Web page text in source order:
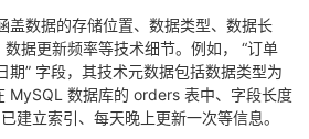
盖数据的存储位置、数据类型、数据长
数据更新频率等技术细节。例如， “订单
期” 字段，其技术元数据包括数据类型为
MySQL 数据库的 orders 表中、字段长度
建立索引、每天晚上更新一次等信息。